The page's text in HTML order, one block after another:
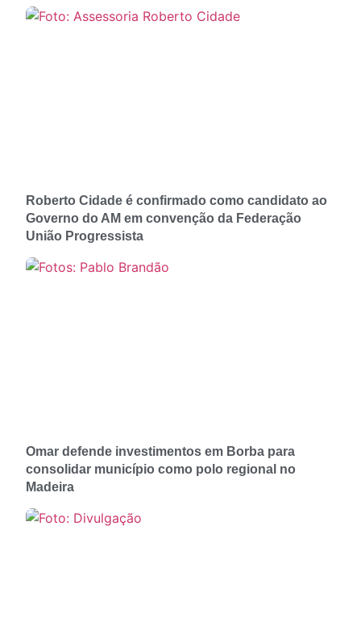
Roberto Cidade é confirmado como candidato ao
Governo do AM em convenção da Federação
União Progressista
Omar defende investimentos em Borba para
consolidar município como polo regional no
Madeira